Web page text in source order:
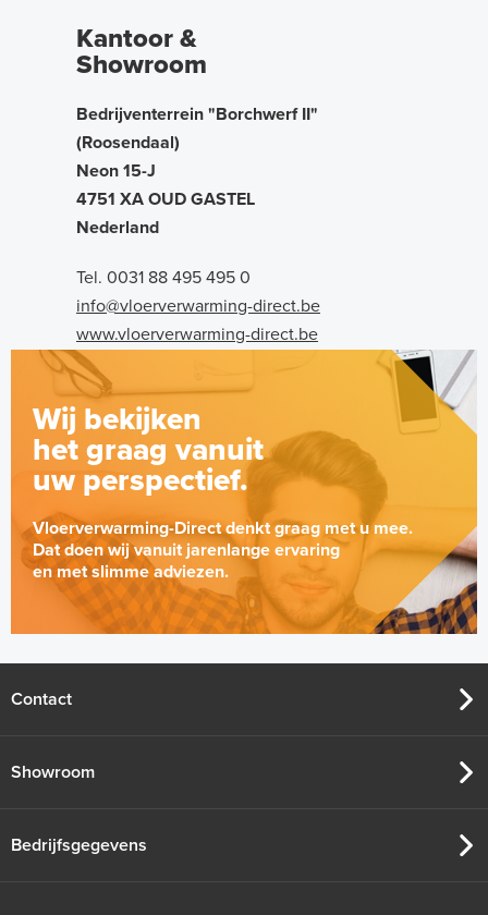
Kantoor &
Showroom
Bedrijventerrein "Borchwerf II"
(Roosendaal)
Neon 15-J
4751 XA OUD GASTEL
Nederland
Tel. 0031 88 495 495 0
info@vloerverwarming-direct.be
www.vloerverwarming-direct.be
Wij bekijken
het graag vanuit
uw perspectief.
Vloerverwarming-Direct denkt graag met u mee.
Dat doen wij vanuit jarenlange ervaring
en met slimme adviezen.
Contact
Showroom
Bedrijfsgegevens